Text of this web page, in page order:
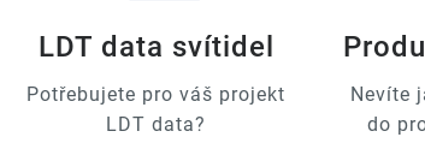
LDT data svítidel
Potřebujete pro váš projekt
LDT data?
Nevíte
do